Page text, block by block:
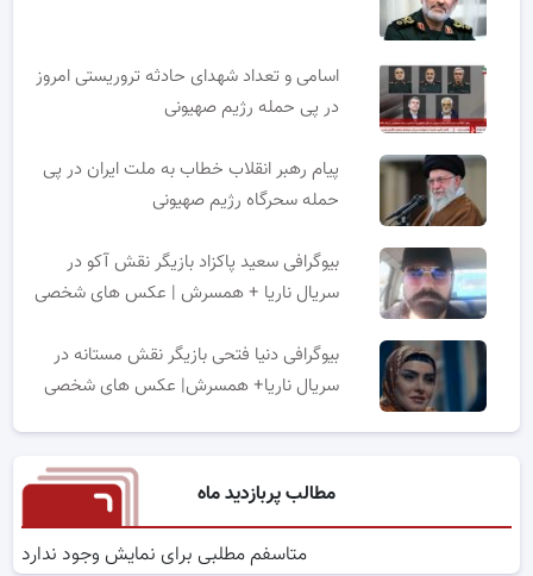
اسامی و تعداد شهدای حادثه تروریستی امروز
در پی حمله رژیم صهیونی
پیام رهبر انقلاب خطاب به ملت ایران در پی
حمله سحرگاه رژیم صهیونی
بیوگرافی سعید پاکزاد بازیگر نقش آکو در
سریال ناریا + همسرش | عکس های شخصی
بیوگرافی دنیا فتحی بازیگر نقش مستانه در
سریال ناریا+ همسرش| عکس های شخصی
مطالب پربازدید ماه
متاسفم مطلبی برای نمایش وجود ندارد